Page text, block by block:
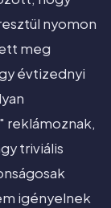
nyomon
meg
évtizednyi
reklámoznak,
triviális
igényelnek